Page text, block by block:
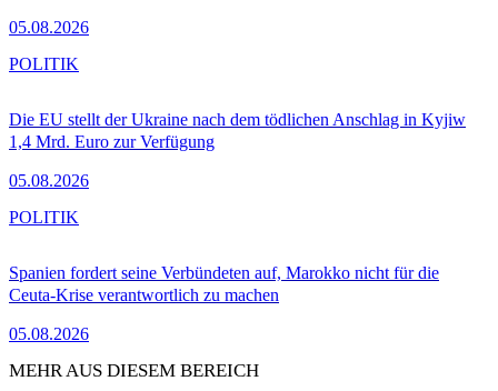
05.08.2026
Die EU stellt der Ukraine nach dem tödlichen Anschlag in Kyjiw
1,4 Mrd. Euro zur Verfügung
05.08.2026
POLITIK
Spanien fordert seine Verbündeten auf, Marokko nicht für die
Ceuta-Krise verantwortlich zu machen
05.08.2026
POLITIK
MEHR AUS DIESEM BEREICH